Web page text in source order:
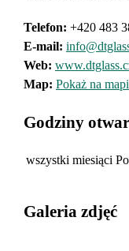
Telefon: +420 483
E-mail:
Web:
Map: Pokaż na
Godziny
wszystki miesiąci
Galeria zdjęć